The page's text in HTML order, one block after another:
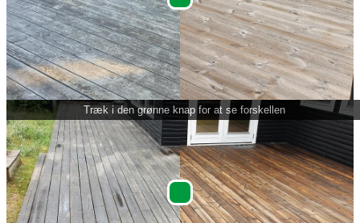
Træk i den grønne knap for at se forskellen